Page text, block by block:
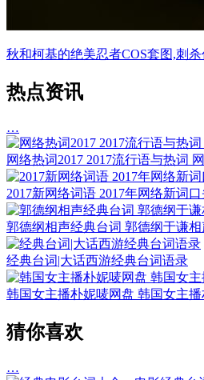
秋和柯基的绝美忍者COS套图,刺
热点资讯
…
网络热词2017 2017流行语与热词
2017新网络词语 2017年网络新词
郭德纲相声经典台词 郭德纲于谦
经典台词|大话西游经典台词语录
韩国女主播朴妮唛网盘 韩国女主
猜你喜欢
…